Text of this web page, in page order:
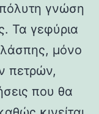
γνώση
Τα γεφύρια
λάσπης, μόνο
πετρών,
που θα